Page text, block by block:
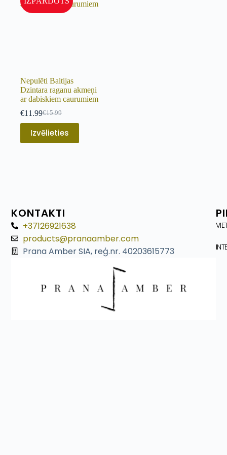
Nepulēti Baltijas
Dzintara raganu akmeņi
ar dabiskiem caurumiem
€15.99
€11.99
Izvēlieties
KONTAKTI
+37126921638
products@pranaamber.com
Prana Amber SIA, reģ.nr. 40203615773